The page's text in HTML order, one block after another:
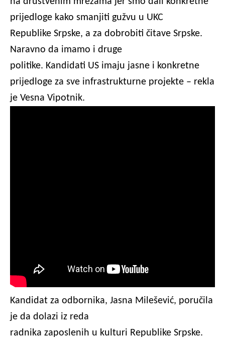
prijedloge kako smanjiti gužvu u UKC
Republike Srpske, a za dobrobiti čitave Srpske.
Naravno da imamo i druge
politike. Kandidati US imaju jasne i konkretne
prijedloge za sve infrastrukturne projekte – rekla
je Vesna Vipotnik.
Kandidat za odbornika, Jasna Milešević, poručila
je da dolazi iz reda
radnika zaposlenih u kulturi Republike Srpske.